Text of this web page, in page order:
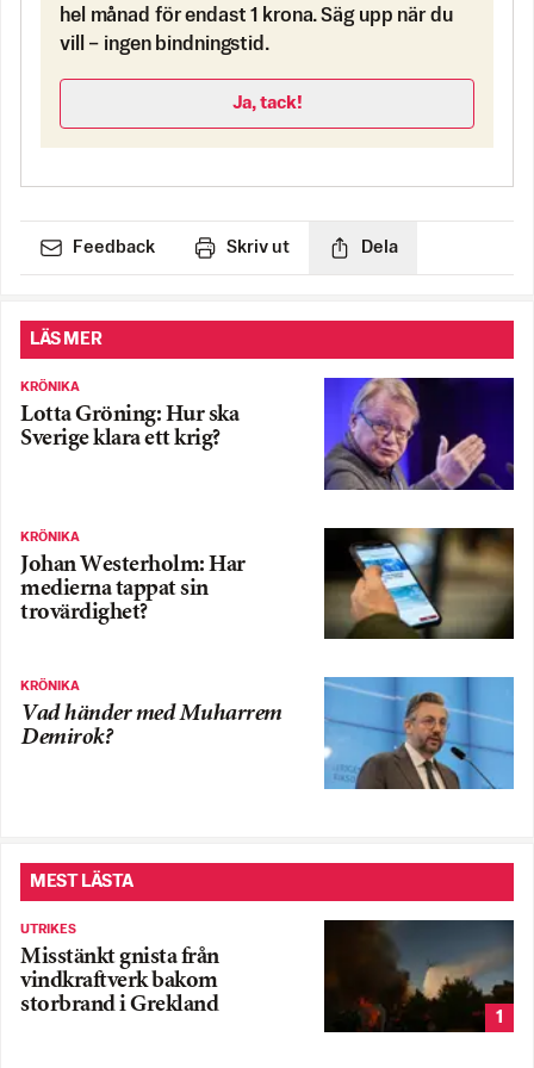
hel månad för endast 1 krona. Säg upp när du
vill – ingen bindningstid.
Ja, tack!
Feedback Skriv ut Dela
LÄS MER
KRÖNIKA
Lotta Gröning: Hur ska
Sverige klara ett krig?
KRÖNIKA
Johan Westerholm: Har
medierna tappat sin
trovärdighet?
KRÖNIKA
Vad händer med Muharrem
Demirok?
MEST LÄSTA
UTRIKES
Misstänkt gnista från
vindkraftverk bakom
storbrand i Grekland
1